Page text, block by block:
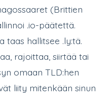
(Brittien
.io-päätettä.
taas hallitsee .ly:tä.
rajoittaa, siirtää tai
omaan TLD:hen
liity mitenkään sinun